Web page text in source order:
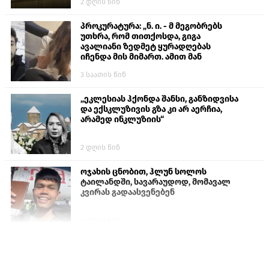
პროკურატურა: „ნ. ი. - მ მეგობრებს
უთხრა, რომ თითქოსდა, გიგა
ავალიანი ზედმეტ ყურადღებას
იჩენდა მის მიმართ. ამით მან
თავს დასხმოდა გიგა ავალიანს“
3 საათის წინ
„ეკლესიას ჰქონდა შანსი, განზიდვისა
და ექსკლუზივის გზა კი არ აერჩია,
არამედ ინკლუზიის“
2 დღის წინ
ოჯახის ცნობით, ჰლუნ სოლოს
ტაილანდში, სავარაუდოდ, მომავალ
კვირას გადაასვენებენ